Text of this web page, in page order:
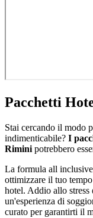
Pacchetti
Stai cercando il modo
indimenticabile? I
Rimini potrebbero
La formula all
ottimizzare il tuo
hotel. Addio allo stress
un'esperienza di
curato per garantirti il